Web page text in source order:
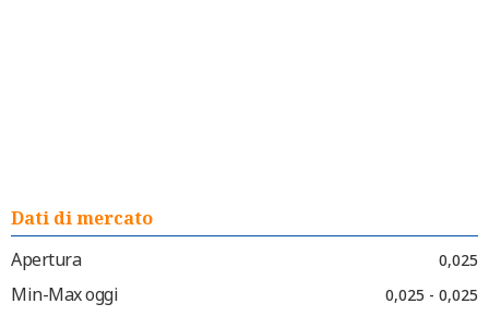
Dati di mercato
Apertura
0,025
Min-Max oggi 0,025 - 0,025